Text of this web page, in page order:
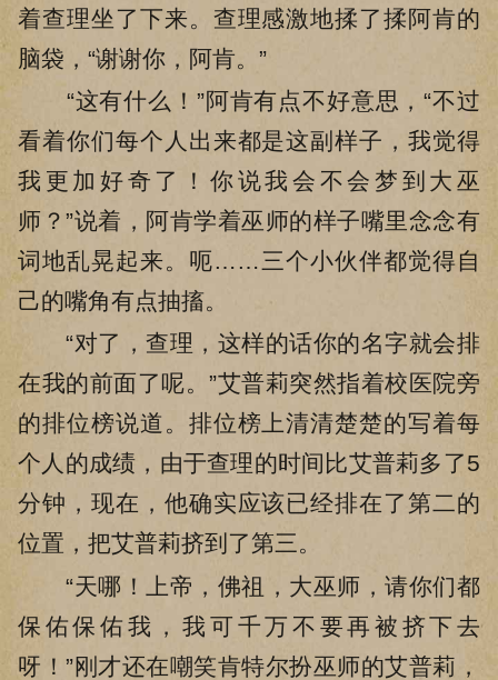
着查理坐了下来。查理感激地揉了揉阿肯的
脑袋，“谢谢你，阿肯。”
“这有什么！”阿肯有点不好意思，“不过
看着你们每个人出来都是这副样子，我觉得
我更加好奇了！你说我会不会梦到大巫
师？”说着，阿肯学着巫师的样子嘴里念念有
词地乱晃起来。呃……三个小伙伴都觉得自
己的嘴角有点抽搐。
“对了，查理，这样的话你的名字就会排
在我的前面了呢。”艾普莉突然指着校医院旁
的排位榜说道。排位榜上清清楚楚的写着每
个人的成绩，由于查理的时间比艾普莉多了5
分钟，现在，他确实应该已经排在了第二的
位置，把艾普莉挤到了第三。
“天哪！上帝，佛祖，大巫师，请你们都
保佑保佑我，我可千万不要再被挤下去
呀！”刚才还在嘲笑肯特尔扮巫师的艾普莉，